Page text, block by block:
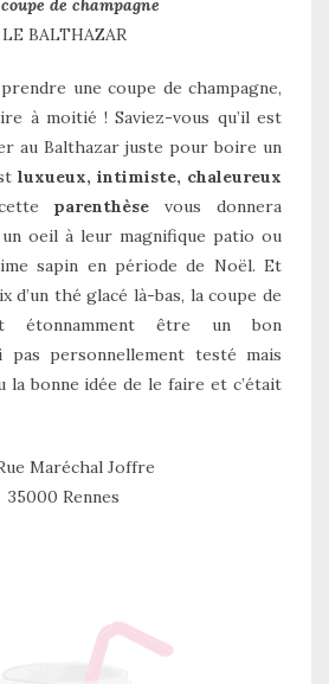
de champagne
LE BALTHAZAR
une coupe de champagne,
à moitié ! Saviez-vous qu’il est
au Balthazar juste pour boire un
luxueux, intimiste, chaleureux
parenthèse vous donnera
oeil à leur magnifique patio ou
sapin en période de Noël. Et
d’un thé glacé là-bas, la coupe de
étonnamment être un bon
pas personnellement testé mais
la bonne idée de le faire et c’était
Maréchal Joffre
35000 Rennes